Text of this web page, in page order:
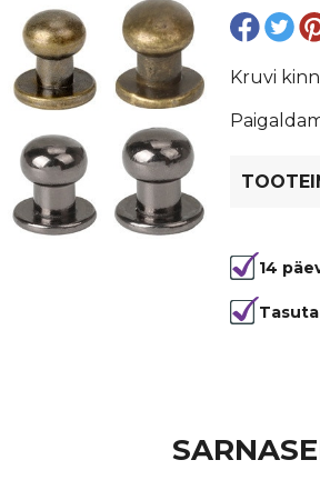
mm,
h.8
pruun
metall
Kruvi
14